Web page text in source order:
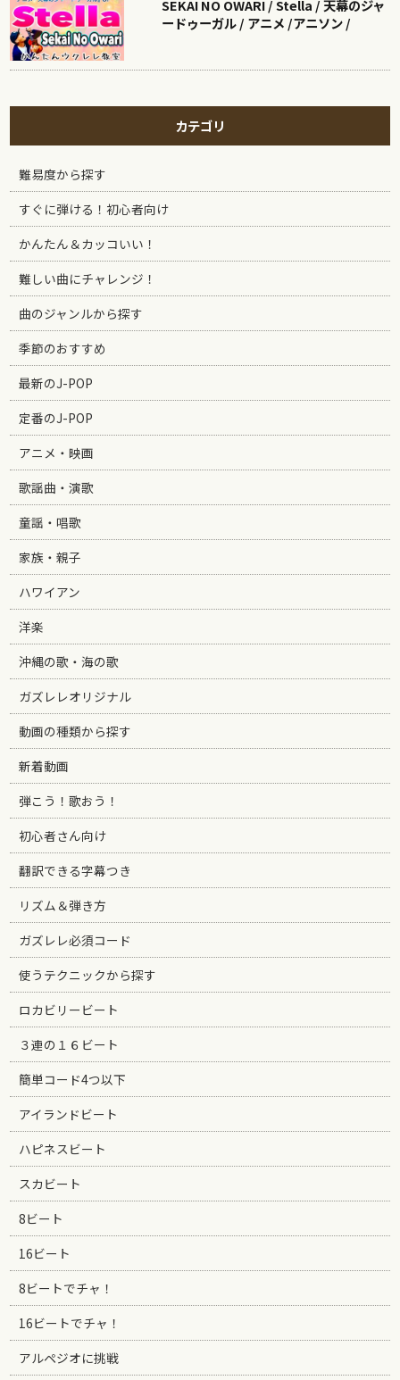
SEKAI NO OWARI / Stella / 天幕のジャ
ードゥーガル / アニメ /アニソン /
カテゴリ
難易度から探す
すぐに弾ける！初心者向け
かんたん＆カッコいい！
難しい曲にチャレンジ！
曲のジャンルから探す
季節のおすすめ
最新のJ-POP
定番のJ-POP
アニメ・映画
歌謡曲・演歌
童謡・唱歌
家族・親子
ハワイアン
洋楽
沖縄の歌・海の歌
ガズレレオリジナル
動画の種類から探す
新着動画
弾こう！歌おう！
初心者さん向け
翻訳できる字幕つき
リズム＆弾き方
ガズレレ必須コード
使うテクニックから探す
ロカビリービート
３連の１６ビート
簡単コード4つ以下
アイランドビート
ハピネスビート
スカビート
8ビート
16ビート
8ビートでチャ！
16ビートでチャ！
アルペジオに挑戦